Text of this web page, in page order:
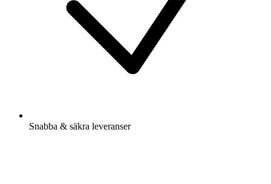
Snabba & säkra leveranser